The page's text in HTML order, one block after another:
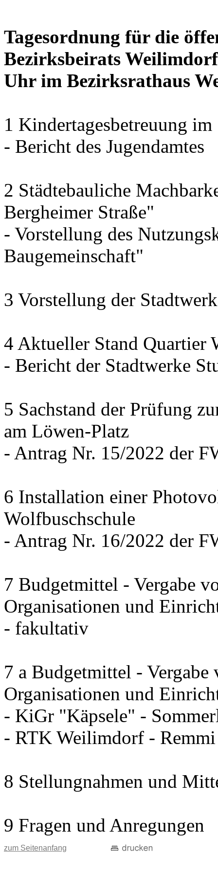
Tagesordnung für die
Bezirksbeirats
Uhr im Bezirksrathaus
1 Kindertagesbetreuung
- Bericht des Jugendamtes
2 Städtebauliche
Bergheimer Straße"
- Vorstellung des
Baugemeinschaft"
3 Vorstellung der
4 Aktueller Stand Quartier
- Bericht der Stadtwerke
5 Sachstand der Prüfung
am Löwen-Platz
- Antrag Nr. 15/2022 der
6 Installation einer
Wolfbuschschule
- Antrag Nr. 16/2022 der
7 Budgetmittel - Vergabe
Organisationen und
- fakultativ
7 a Budgetmittel - Vergabe
Organisationen und
- KiGr "Käpsele" -
- RTK Weilimdorf -
8 Stellungnahmen und
9 Fragen und Anregungen
zum Seitenanfang